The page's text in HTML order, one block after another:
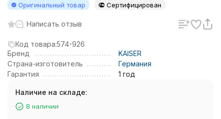
Оригинальный товар Сертифицирован
Написать отзыв
Код товара:574-926
Бренд
KAISER
Страна-изготовитель
Германия
Гарантия
1 год
Наличие на складе:
В наличии